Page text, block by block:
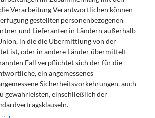
Verarbeitung Verantwortlichen können
gestellten personenbezogenen
und Lieferanten in Ländern außerhalb
in die die Übermittlung von der
ist, oder in andere Länder übermittelt
Fall verpflichtet sich der für die
ein angemessenes
Sicherheitsvorkehrungen,auch
gewährleisten,einschließlichder